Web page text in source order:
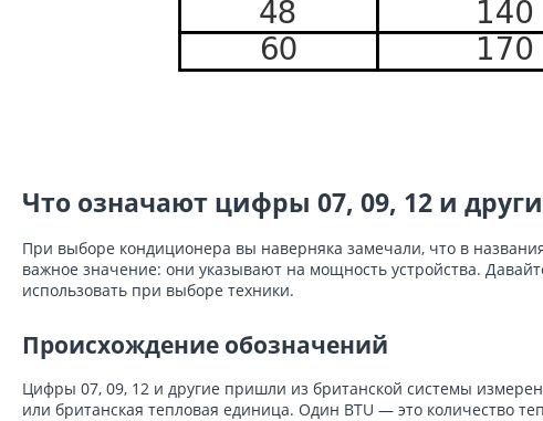
Что означают цифры 07, 09, 12 и
При выборе кондиционера вы наверняка замечали, что в
важное значение: они указывают на мощность устройства.
использовать при выборе техники.
Происхождение обозначений
Цифры 07, 09, 12 и другие пришли из британской системы
или британская тепловая единица. Один BTU — это количество